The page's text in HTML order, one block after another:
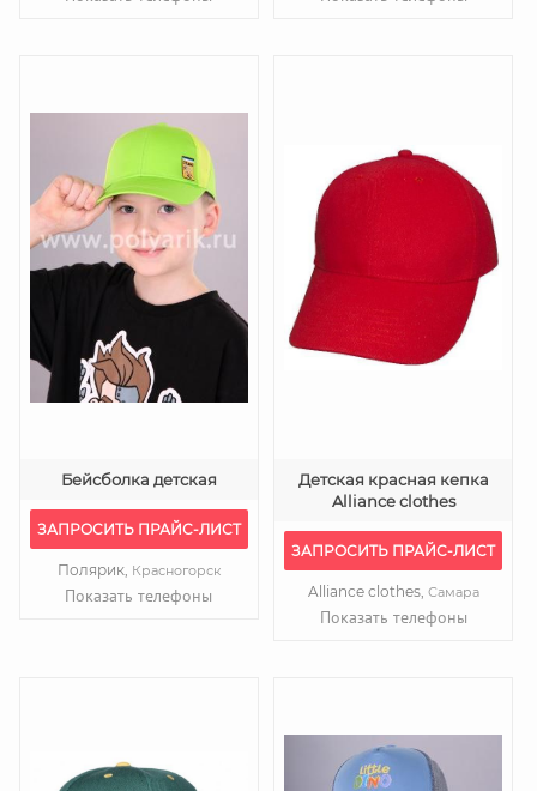
Бейсболка детская
ЗАПРОСИТЬ ПРАЙС-ЛИСТ
Полярик, Красногорск
Показать телефоны
Детская красная кепка
Alliance clothes
ЗАПРОСИТЬ ПРАЙС-ЛИСТ
Alliance clothes, Самара
Показать телефоны